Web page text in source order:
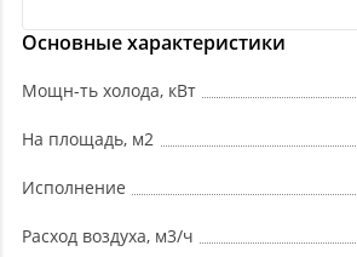
Основные характеристики
Мощн-ть холода, кВт
На площадь, м2
Исполнение
Расход воздуха, м3/ч